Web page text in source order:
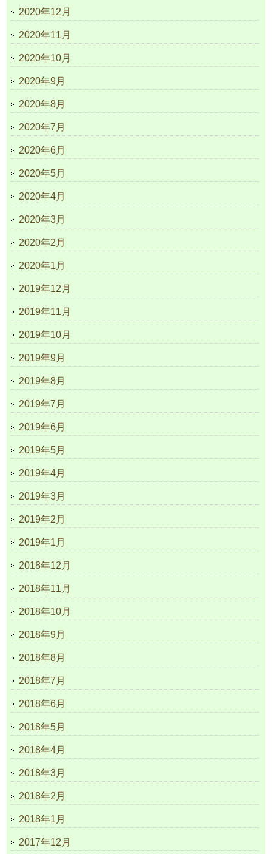
2020年12月
2020年11月
2020年10月
2020年9月
2020年8月
2020年7月
2020年6月
2020年5月
2020年4月
2020年3月
2020年2月
2020年1月
2019年12月
2019年11月
2019年10月
2019年9月
2019年8月
2019年7月
2019年6月
2019年5月
2019年4月
2019年3月
2019年2月
2019年1月
2018年12月
2018年11月
2018年10月
2018年9月
2018年8月
2018年7月
2018年6月
2018年5月
2018年4月
2018年3月
2018年2月
2018年1月
2017年12月